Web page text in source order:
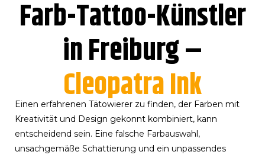
Farb-Tattoo-Künstler
in Freiburg –
Cleopatra Ink
Einen erfahrenen Tätowierer zu finden, der Farben mit
Kreativität und Design gekonnt kombiniert, kann
entscheidend sein. Eine falsche Farbauswahl,
unsachgemäße Schattierung und ein unpassendes